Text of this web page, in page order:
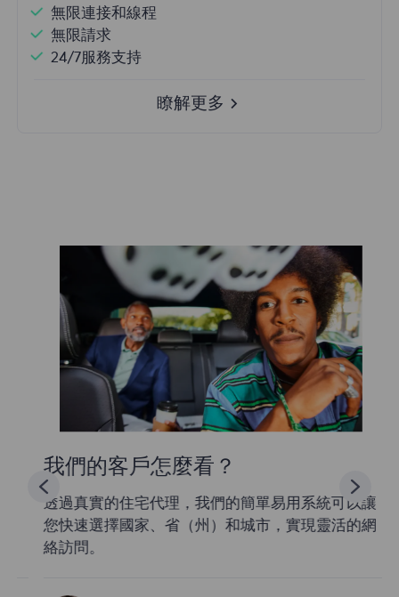
無限連接和線程
無限請求
24/7服務支持
瞭解更多
我們的客戶怎麼看？
透過真實的住宅代理，我們的簡單易用系統可以讓
您快速選擇國家、省（州）和城市，實現靈活的網
絡訪問。